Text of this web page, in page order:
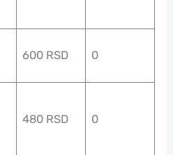
600 RSD 0
480 RSD 0